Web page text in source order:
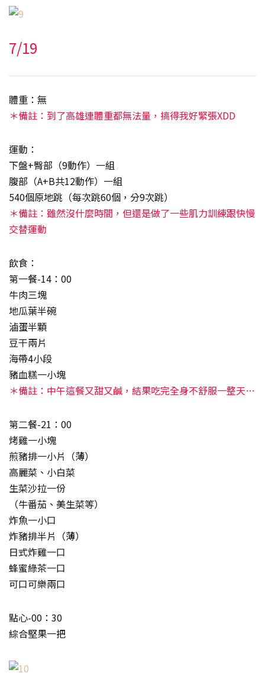
7/19
體重：無
＊備註：到了高雄連體重都無法量，搞得我好緊張XDD
運動：
下盤+臀部（9動作）一組
腹部（A+B共12動作）一組
540個原地跳（每次跳60個，分9次跳）
＊備註：雖然沒什麼時間，但還是做了一些肌力訓練跟快慢
交替運動
飲食：
第一餐-14：00
牛肉三塊
地瓜葉半碗
滷蛋半顆
豆干兩片
海帶4小段
豬血糕一小塊
＊備註：中午這餐又甜又鹹，結果吃完全身不舒服一整天…
第二餐-21：00
烤雞一小塊
煎豬排一小片（薄）
高麗菜、小白菜
生菜沙拉一份
（牛番茄、美生菜等）
炸魚一小口
炸豬排半片（薄）
日式炸雞一口
蜂蜜綠茶一口
可口可樂兩口
點心-00：30
綜合堅果一把